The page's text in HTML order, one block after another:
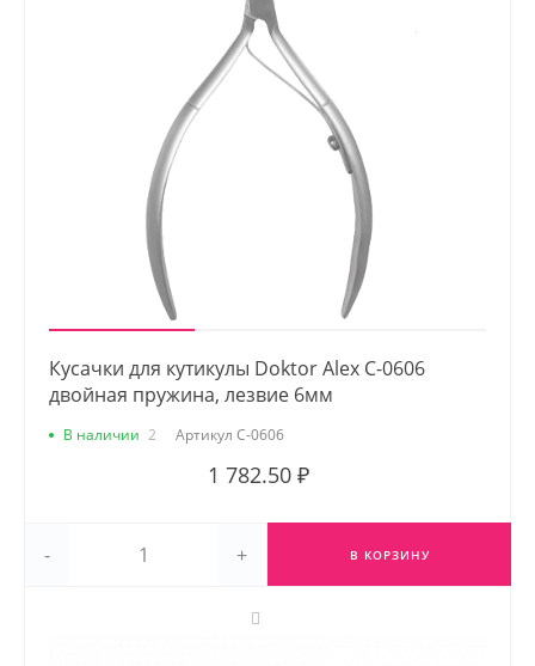
Кусачки для кутикулы Doktor Alex С-0606
двойная пружина, лезвие 6мм
В наличии 2 Артикул С-0606
1 782.50 ₽
- + В КОРЗИНУ